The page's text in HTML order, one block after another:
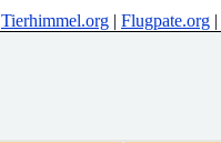
Tierhimmel.org | Flugpate.org |